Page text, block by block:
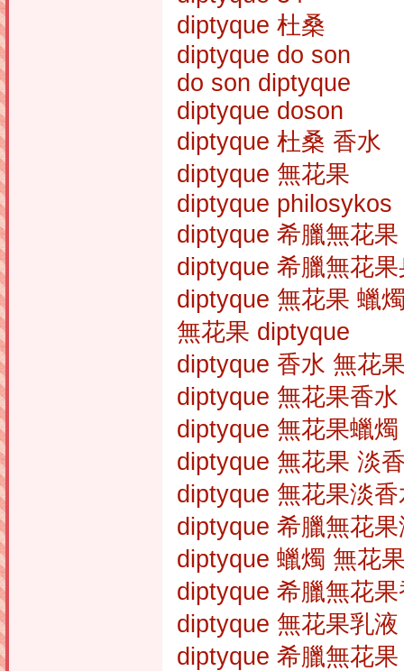
diptyque 杜桑
diptyque do son
do son diptyque
diptyque doson
diptyque 杜桑 香水
diptyque 無花果
diptyque philosykos
diptyque 希臘無花果
diptyque 希臘無花
diptyque 無花果 蠟
無花果 diptyque
diptyque 香水 無花
diptyque 無花果香水
diptyque 無花果蠟燭
diptyque 無花果 淡
diptyque 無花果淡香
diptyque 希臘無花
diptyque 蠟燭 無花
diptyque 希臘無花
diptyque 無花果乳液
diptyque 希臘無花